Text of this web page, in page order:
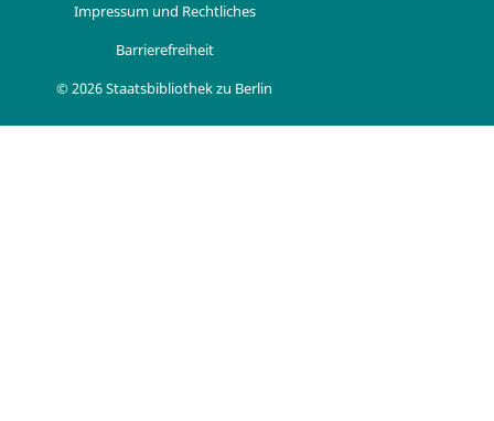
Impressum und Rechtliches
Barrierefreiheit
© 2026 Staatsbibliothek zu Berlin